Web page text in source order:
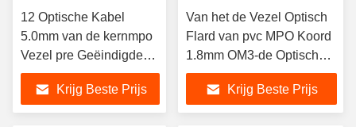
12 Optische Kabel
5.0mm van de kernmpo
Vezel pre Geëindigde
Diameter
Krijg Beste Prijs
Van het de Vezel Optisch
Flard van pvc MPO Koord
1.8mm OM3-de Optische
Kabel van de Ventilator uit
Vezel
Krijg Beste Prijs